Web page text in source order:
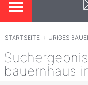
STARTSEITE › URIGES
bauernhaus